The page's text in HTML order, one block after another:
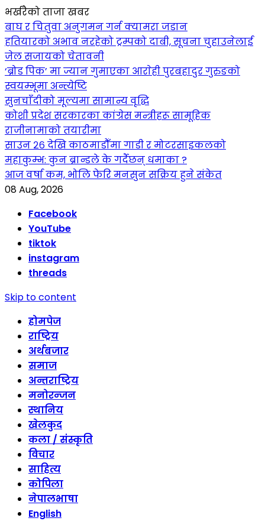
भर्खरैको ताजा खबर
बाघ र चितुवा अनुगमन गर्न क्यामरा जडान
हतियारको अभाव नरहेको ट्रम्पको दाबी, सूचना चुहाउनेलाई
जेल सजायको चेतावनी
‘ब्रोड पिक’ मा ज्यान गुमाएका आराेही पुरबहादुर गुरुङको
स्वयम्भूमा अन्त्येष्टि
सुनचाँदीको मूल्यमा सामान्य वृद्धि
कोशी प्रदेश सरकारका कांग्रेस मन्त्रीहरू सामूहिक
राजीनामाको तयारीमा
साउन २६ देखि काठमाडौँमा गाडी र मोटरसाइकलको
महाकुम्भ: कुन ब्रान्डले के गर्दैछन् धमाका ?
आज वर्षा कम, भोलि फेरि मनसुन सक्रिय हुने संकेत
08 Aug, 2026
Facebook
YouTube
tiktok
instagram
threads
Skip to content
होमपेज
राष्ट्रिय
अर्थबजार
समाज
अन्तराष्ट्रिय
मनोरन्जन
स्थानिय
खेलकुद
कला / संस्कृति
विचार
साहित्य
कोपिला
नेपालभाषा
English